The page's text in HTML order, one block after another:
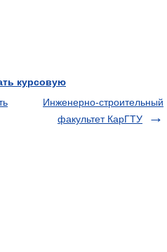
курсовую
Инженерно-строительный
факультет КарГТУ